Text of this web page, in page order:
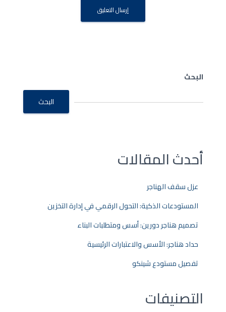
البحث
البحث
أحدث المقالات
عزل سقف الهناجر
المستودعات الذكية: التحول الرقمي في إدارة التخزين
تصميم هناجر دورين: أسس ومتطلبات البناء
حداد هناجر: الأسس والاعتبارات الرئيسية
تفصيل مستودع شينكو
التصنيفات